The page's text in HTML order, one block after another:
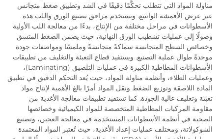
مناولة المواد التي تتطلب تحكُّمًا دقيقًا في الشد وتطبيق ضغط متجانس
عبر عرض الأقمشة الواسع. وتستخدم مرافق تصنيع الورق واللب هذه
الأسطوانات في مراحل مختلفة من الإنتاج، بدءًا من معالجة اللب الأولية
وصولًا إلى عمليات تشطيب الورق النهائية، حيث يضمن الضغط المتسق
وخصائص السطح المتجانسة سماكةً متجانسةً وملمسًا ومواصفات جودة
موحدةً طوال عملية التصنيع. ويستفيد قطاع التعبئة والتغليف من تطبيقات
الأسطوانات المطاطية الكبيرة في عمليات التلصيق (Laminating)،
وعمليات الطلاء، وأنظمة مناولة المواد، حيث يُعد التحكم الدقيق في تطبيق
المادة اللاصقة وتوزيع الضغط ونقل المواد أمرًا بالغ الأهمية لإنتاج مواد
تعبئة وتغليف عالية الجودة. كما تستفيد تطبيقات معالجة الأغذية من
مقاومة المركبات المطاطية المتخصصة للمواد الكيميائية وخصائصها
الصحية في أنظمة الأسطوانات المستخدمة في معالجة العجين، وتصنيع
الشوكولاتة، ومختلف عمليات إعداد الأغذية، حيث تُعتبر المواد المعتمدة